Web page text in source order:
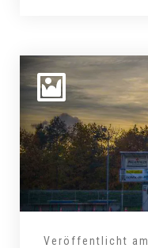
Veröffentlicht am